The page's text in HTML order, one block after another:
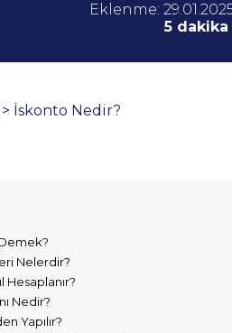
Eklenme:
5 dakika
> İskonto Nedir?
Nelerdir?
Hesaplanır?
Nedir?
Yapılır?